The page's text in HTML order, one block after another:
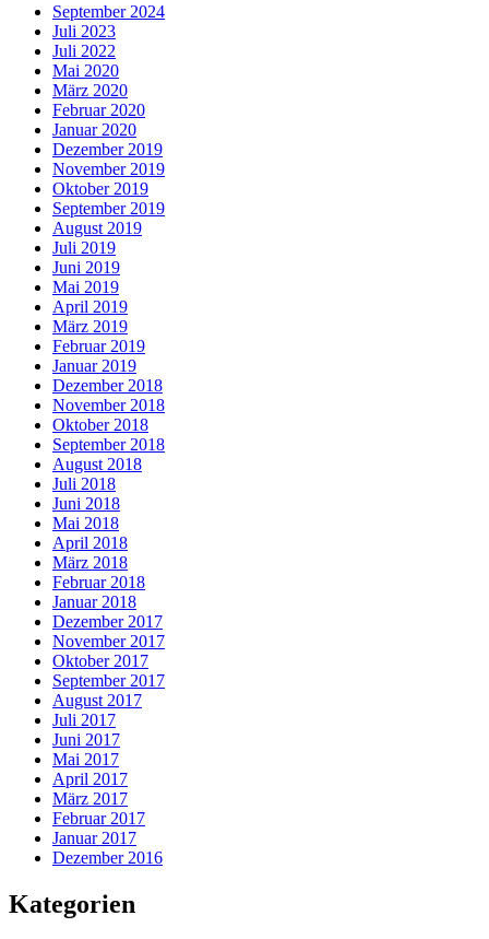
September 2024
Juli 2023
Juli 2022
Mai 2020
März 2020
Februar 2020
Januar 2020
Dezember 2019
November 2019
Oktober 2019
September 2019
August 2019
Juli 2019
Juni 2019
Mai 2019
April 2019
März 2019
Februar 2019
Januar 2019
Dezember 2018
November 2018
Oktober 2018
September 2018
August 2018
Juli 2018
Juni 2018
Mai 2018
April 2018
März 2018
Februar 2018
Januar 2018
Dezember 2017
November 2017
Oktober 2017
September 2017
August 2017
Juli 2017
Juni 2017
Mai 2017
April 2017
März 2017
Februar 2017
Januar 2017
Dezember 2016
Kategorien